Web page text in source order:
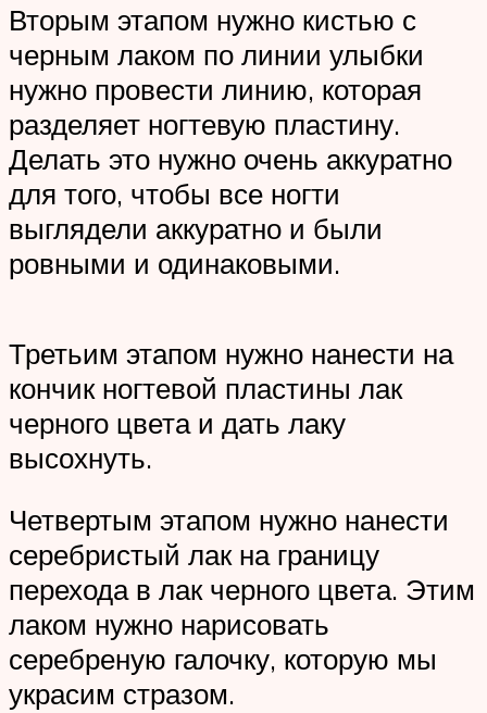
Вторым этапом нужно кистью с
черным лаком по линии улыбки
нужно провести линию, которая
разделяет ногтевую пластину.
Делать это нужно очень аккуратно
для того, чтобы все ногти
выглядели аккуратно и были
ровными и одинаковыми.
Третьим этапом нужно нанести на
кончик ногтевой пластины лак
черного цвета и дать лаку
высохнуть.
Четвертым этапом нужно нанести
серебристый лак на границу
перехода в лак черного цвета. Этим
лаком нужно нарисовать
серебреную галочку, которую мы
украсим стразом.